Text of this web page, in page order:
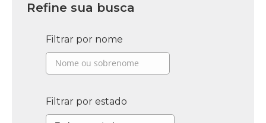
Refine sua busca
Filtrar por nome
Filtrar por estado